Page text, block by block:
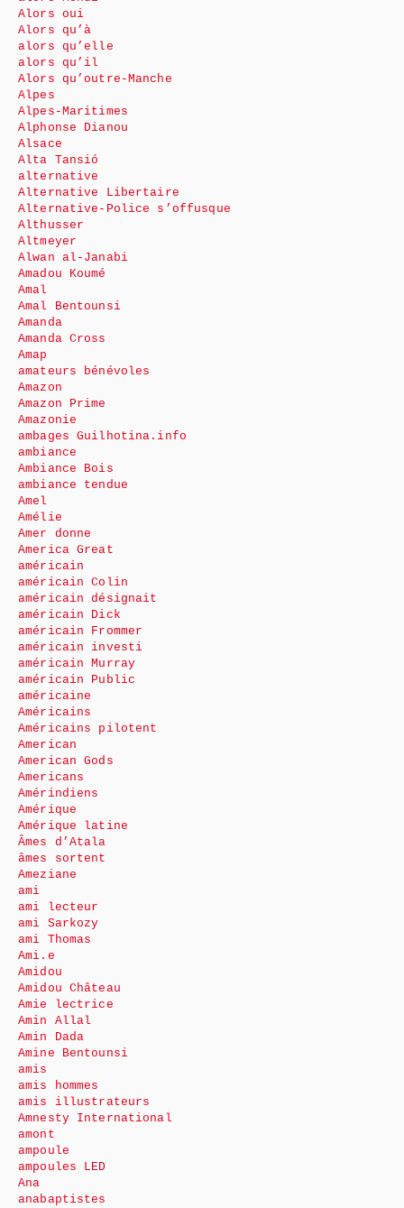
Alors oui
Alors qu’à
alors qu’elle
alors qu’il
Alors qu’outre-Manche
Alpes
Alpes-Maritimes
Alphonse Dianou
Alsace
Alta Tansió
alternative
Alternative Libertaire
Alternative-Police s’offusque
Althusser
Altmeyer
Alwan al-Janabi
Amadou Koumé
Amal
Amal Bentounsi
Amanda
Amanda Cross
Amap
amateurs bénévoles
Amazon
Amazon Prime
Amazonie
ambages Guilhotina.info
ambiance
Ambiance Bois
ambiance tendue
Amel
Amélie
Amer donne
America Great
américain
américain Colin
américain désignait
américain Dick
américain Frommer
américain investi
américain Murray
américain Public
américaine
Américains
Américains pilotent
American
American Gods
Americans
Amérindiens
Amérique
Amérique latine
Âmes d’Atala
âmes sortent
Ameziane
ami
ami lecteur
ami Sarkozy
ami Thomas
Ami.e
Amidou
Amidou Château
Amie lectrice
Amin Allal
Amin Dada
Amine Bentounsi
amis
amis hommes
amis illustrateurs
Amnesty International
amont
ampoule
ampoules LED
Ana
anabaptistes